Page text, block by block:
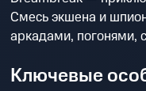
Смесь экшена и
аркадами, погонями,
Ключевые